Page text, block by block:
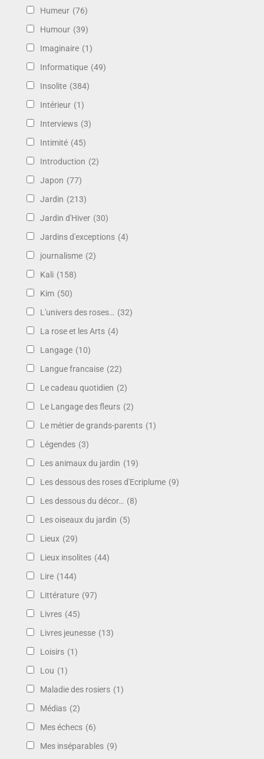
Humeur (76)
Humour (39)
Imaginaire (1)
Informatique (49)
Insolite (384)
Intérieur (1)
Interviews (3)
Intimité (45)
Introduction (2)
Japon (77)
Jardin (213)
Jardin d'Hiver (30)
Jardins d'exceptions (4)
journalisme (2)
Kali (158)
Kim (50)
L'univers des roses… (32)
La rose et les Arts (4)
Langage (10)
Langue francaise (22)
Le cadeau quotidien (2)
Le Langage des fleurs (2)
Le métier de grands-parents (1)
Légendes (3)
Les animaux du jardin (19)
Les dessous des roses d'Ecriplume (9)
Les dessous du décor… (8)
Les oiseaux du jardin (5)
Lieux (29)
Lieux insolites (44)
Lire (144)
Littérature (97)
Livres (45)
Livres jeunesse (13)
Loisirs (1)
Lou (1)
Maladie des rosiers (1)
Médias (2)
Mes échecs (6)
Mes inséparables (9)